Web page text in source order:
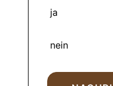
ja
nein